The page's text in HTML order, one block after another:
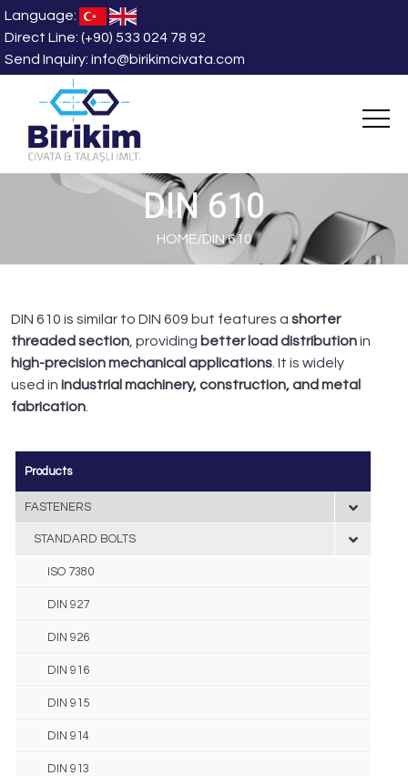
Language:
Direct Line: (+90) 533 024 78 92
Send Inquiry: info@birikimcivata.com
DIN 610
HOME/DIN 610
Products
FASTENERS
STANDARD BOLTS
ISO 7380
DIN 927
DIN 926
DIN 916
DIN 915
DIN 914
DIN 913
DIN 610 is similar to DIN 609 but features a shorter
threaded section , providing better load distributionin
high-precision mechanical applications . It is widely
used in industrial machinery, construction, and metal
fabrication